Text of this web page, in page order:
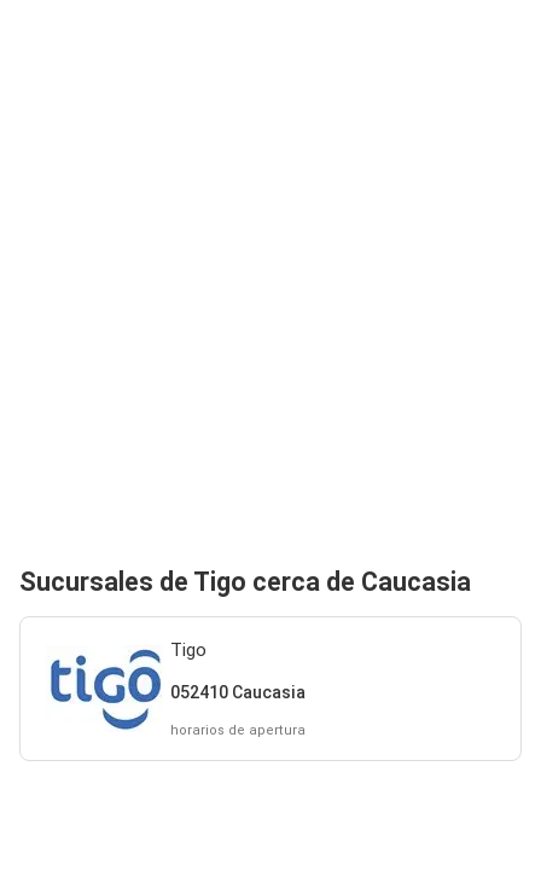
Sucursales de Tigo cerca de Caucasia
Tigo
052410 Caucasia
horarios de apertura